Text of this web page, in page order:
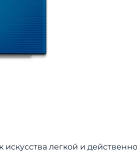
искусства легкой и